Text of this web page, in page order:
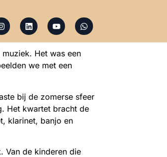
Het was een
we met een
bij de zomerse sfeer
Het kwartet bracht de
klarinet, banjo en
Van de kinderen die